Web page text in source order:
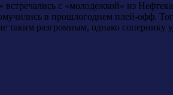
встречались с «молодежкой» из
в прошлогоднем плей-офф.
таким разгромным, однако сопернику